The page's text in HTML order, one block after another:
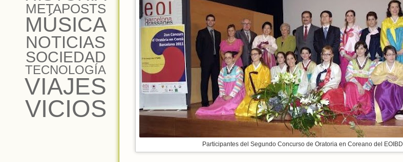
Participantes del Segundo Concurso de Oratoria en Coreano del EOIBD.
METAPOSTS
MÚSICA
NOTICIAS
SOCIEDAD
TECNOLOGÍA
VIAJES
VICIOS